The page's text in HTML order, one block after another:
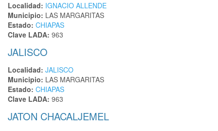
Localidad: IGNACIO ALLENDE
Municipio: LAS MARGARITAS
Estado: CHIAPAS
Clave LADA: 963
JALISCO
Localidad: JALISCO
Municipio: LAS MARGARITAS
Estado: CHIAPAS
Clave LADA: 963
JATON CHACALJEMEL